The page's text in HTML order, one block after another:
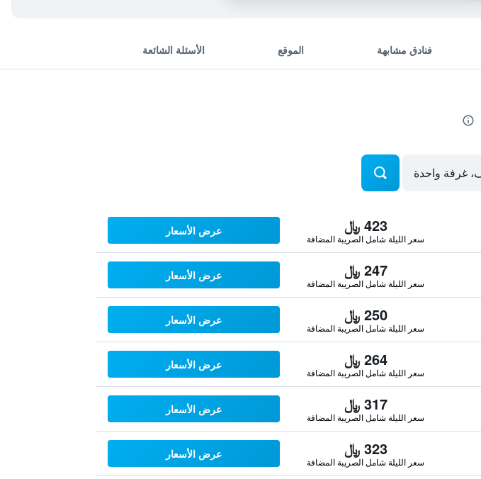
فنادق مشابهة الموقع الأسئلة الشائعة
423 ﷼
سعر الليلة شامل الصريبة المضافة
عرض الأسعار
247 ﷼
سعر الليلة شامل الصريبة المضافة
عرض الأسعار
250 ﷼
سعر الليلة شامل الصريبة المضافة
عرض الأسعار
264 ﷼
سعر الليلة شامل الصريبة المضافة
عرض الأسعار
317 ﷼
سعر الليلة شامل الصريبة المضافة
عرض الأسعار
323 ﷼
سعر الليلة شامل الصريبة المضافة
عرض الأسعار